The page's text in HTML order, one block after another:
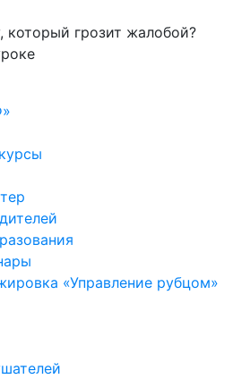
который грозит жалобой?
«Управление рубцом»